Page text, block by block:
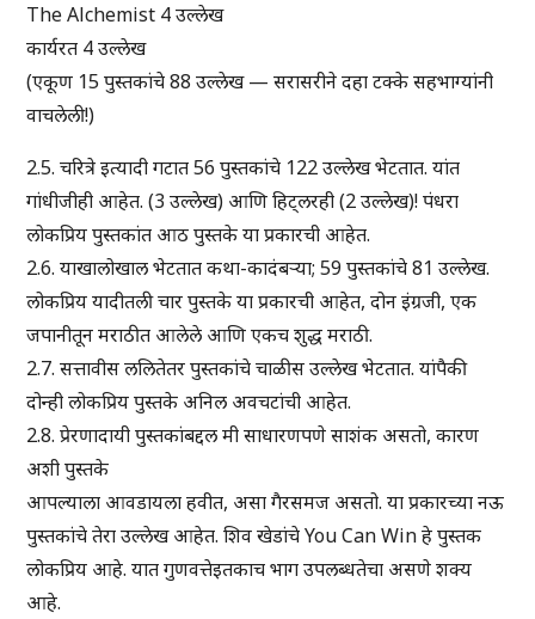
The Alchemist 4 उल्लेख
कार्यरत 4 उल्लेख
(एकूण 15 पुस्तकांचे 88 उल्लेख — सरासरीने दहा टक्के सहभाग्यांनी
वाचलेली!)
2.5. चरित्रे इत्यादी गटात 56 पुस्तकांचे 122 उल्लेख भेटतात. यांत
गांधीजीही आहेत. (3 उल्लेख) आणि हिट्लरही (2 उल्लेख)! पंधरा
लोकप्रिय पुस्तकांत आठ पुस्तके या प्रकारची आहेत.
2.6. याखालोखाल भेटतात कथा-कादंबऱ्या; 59 पुस्तकांचे 81 उल्लेख.
लोकप्रिय यादीतली चार पुस्तके या प्रकारची आहेत, दोन इंग्रजी, एक
जपानीतून मराठीत आलेले आणि एकच शुद्ध मराठी.
2.7. सत्तावीस ललितेतर पुस्तकांचे चाळीस उल्लेख भेटतात. यांपैकी
दोन्ही लोकप्रिय पुस्तके अनिल अवचटांची आहेत.
2.8. प्रेरणादायी पुस्तकांबद्दल मी साधारणपणे साशंक असतो, कारण
अशी पुस्तके
आपल्याला आवडायला हवीत, असा गैरसमज असतो. या प्रकारच्या नऊ
पुस्तकांचे तेरा उल्लेख आहेत. शिव खेडांचे You Can Win हे पुस्तक
लोकप्रिय आहे. यात गुणवत्तेइतकाच भाग उपलब्धतेचा असणे शक्य
आहे.